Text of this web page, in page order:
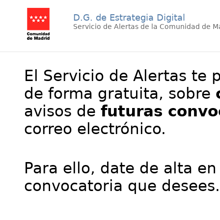
D.G. de Estrategia Digital
Servicio de Alertas de la Comunidad de
El Servicio de Alertas te
de forma gratuita, sobre
avisos de futuras
correo electrónico.
Para ello, date de alta
convocatoria que desees.